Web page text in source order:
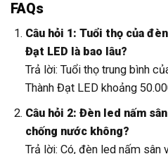
FAQs
Câu hỏi 1: Tuổi thọ của
Đạt LED là bao lâu?
Trả lời: Tuổi thọ trung bình
Thành Đạt LED khoảng
Câu hỏi 2: Đèn led nấm
chống nước không?
Trả lời: Có, đèn led nấm sân